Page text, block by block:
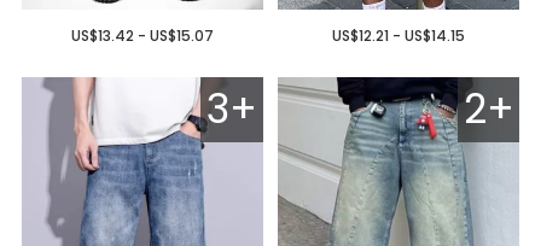
US$12.21 - US$14.15
US$13.42 - US$15.07
2+
3+